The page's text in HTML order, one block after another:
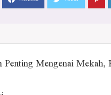
Penting Mengenai Mekah,